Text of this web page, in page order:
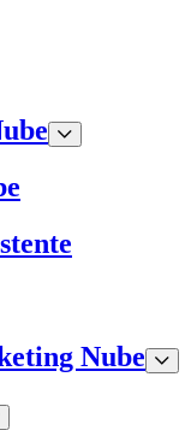
Nube